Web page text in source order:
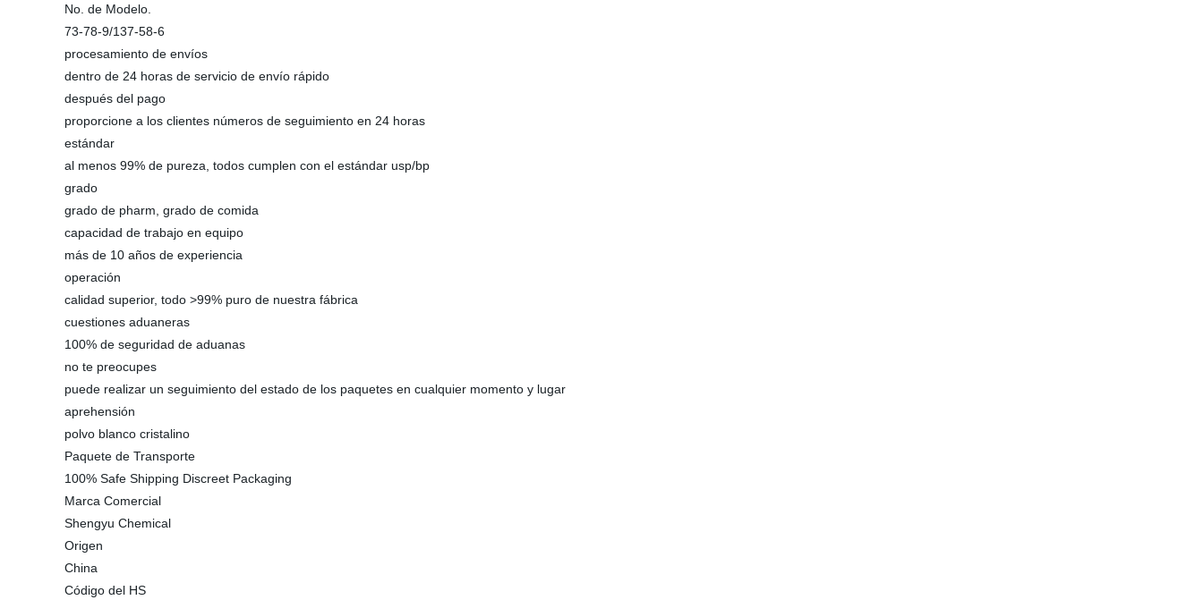
No. de Modelo.
73-78-9/137-58-6
procesamiento de envíos
dentro de 24 horas de servicio de envío rápido
después del pago
proporcione a los clientes números de seguimiento en 24 horas
estándar
al menos 99% de pureza, todos cumplen con el estándar usp/bp
grado
grado de pharm, grado de comida
capacidad de trabajo en equipo
más de 10 años de experiencia
operación
calidad superior, todo >99% puro de nuestra fábrica
cuestiones aduaneras
100% de seguridad de aduanas
no te preocupes
puede realizar un seguimiento del estado de los paquetes en cualquier momento y lugar
aprehensión
polvo blanco cristalino
Paquete de Transporte
100% Safe Shipping Discreet Packaging
Marca Comercial
Shengyu Chemical
Origen
China
Código del HS